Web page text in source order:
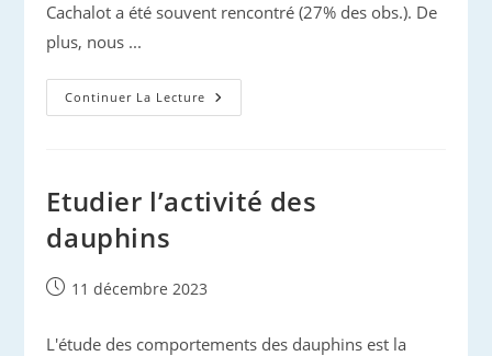
Cachalot a été souvent rencontré (27% des obs.). De
plus, nous ...
Continuer La Lecture Prospection
Méditerranée
Etudier l’activité des
dauphins
Publication
11 décembre 2023
L'étude des comportements des dauphins est la